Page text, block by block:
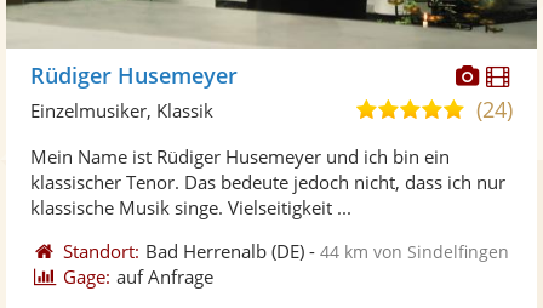
Rüdiger Husemeyer
5,0
5
(24)
Einzelmusiker, Klassik
Mein Name ist Rüdiger Husemeyer und ich bin ein
klassischer Tenor. Das bedeute jedoch nicht, dass ich nur
klassische Musik singe. Vielseitigkeit ...
Standort: Bad Herrenalb (DE) -44 km von Sindelfingen
Gage: auf Anfrage